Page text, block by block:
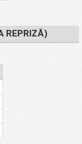
REPRIZĂ)